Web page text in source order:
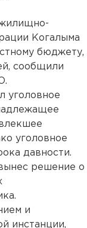
жилищно-
Когалыма
бюджету,
сообщили
уголовное
уголовное
давности.
решение о
и
инстанции,